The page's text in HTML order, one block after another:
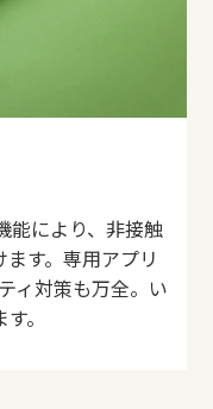
能により、非接触
す。専用アプリ
ィ対策も万全。い
。